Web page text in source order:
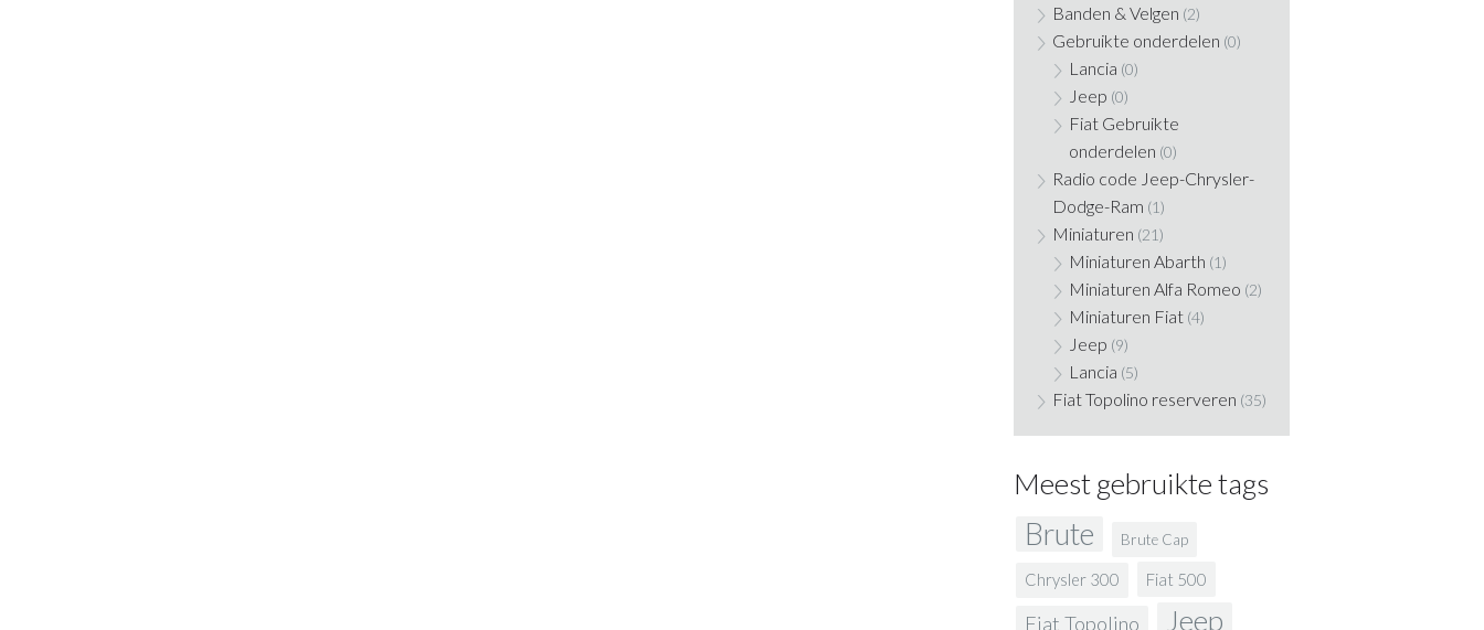
Banden & Velgen (2)
Gebruikte onderdelen (0)
Lancia (0)
Jeep (0)
Fiat Gebruikte
onderdelen (0)
Radio code Jeep-Chrysler-
Dodge-Ram (1)
Miniaturen (21)
Miniaturen Abarth (1)
Miniaturen Alfa Romeo (2)
Miniaturen Fiat (4)
Jeep (9)
Lancia (5)
Fiat Topolino reserveren (35)
Meest gebruikte tags
Brute Brute Cap
Chrysler 300 Fiat 500
Fiat Topolino Jeep